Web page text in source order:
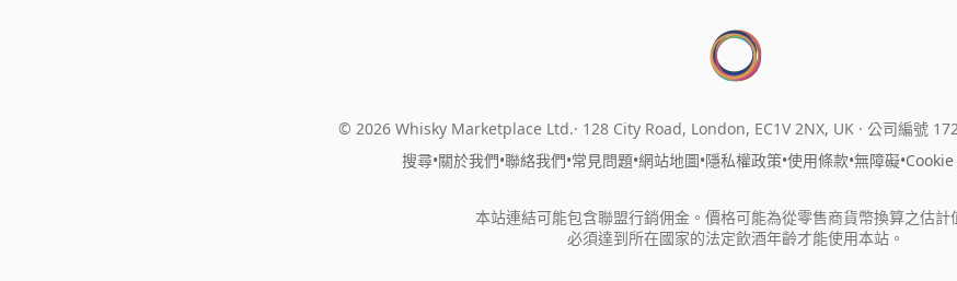
© 2026 Whisky Marketplace Ltd. 128 City Road, London, EC1V 2NX, UK · 公司編號
搜尋•關於我們•聯絡我們•常見問題•網站地圖•隱私權政策•使用條款•無障礙•
本站連結可能包含聯盟行銷佣金。價格可能為從零售商貨幣換算之估計
必須達到所在國家的法定飲酒年齡才能使用本站。